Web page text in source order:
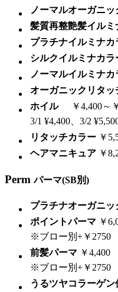
ノーマルオーガニッ
髪質再整艶髪イルミ
プラチナイルミナカ
シルクイルミナカラ
ノーマルイルミナカ
オーガニックリタッ
ホイル
￥4,400～
3/1 ¥4,400、3/2
リタッチカラー ￥
ヘアマニキュア ￥
Perm パーマ(SB別)
プラチナオーガニッ
ポイントパーマ ￥
※ブロー別+￥2750
前髪パーマ ￥4,400
※ブロー別+￥2750
うるツヤコラーゲ